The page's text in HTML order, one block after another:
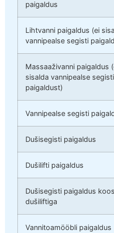
paigaldus
Lihtvanni paigaldus (ei
vannipealse segisti
Massaaživanni paigaldus
sisalda vannipealse segisti
paigaldust)
Vannipealse segisti
Dušisegisti paigaldus
Dušilifti paigaldus
Dušisegisti paigaldus koos
dušiliftiga
Vannitoamööbli paigaldus